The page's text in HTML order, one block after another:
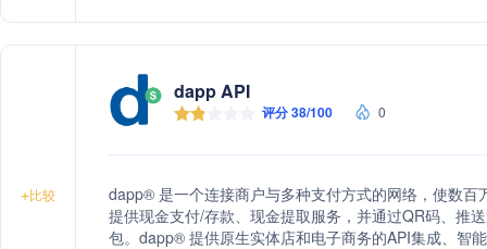
+比较
dapp API
评分 38/100 0
dapp® 是一个连接商户与多种支付方式的网络，使数
提供现金支付/存款、现金提取服务，并通过QR码、推
包。dapp® 提供原生实体店和电子商务的API集成、智